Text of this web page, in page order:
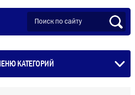
КАТЕГОРИЙ